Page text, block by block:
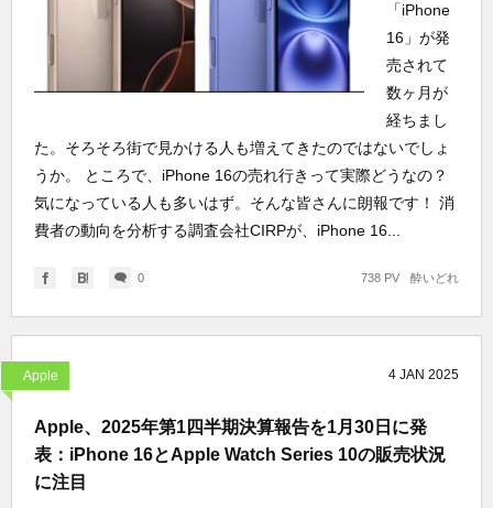
「iPhone
16」が発
売されて
数ヶ月が
経ちまし
た。そろそろ街で見かける人も増えてきたのではないでしょ
うか。 ところで、iPhone 16の売れ行きって実際どうなの？
気になっている人も多いはず。そんな皆さんに朗報です！ 消
費者の動向を分析する調査会社CIRPが、iPhone 16...
0 酔いどれ
738 PV
Apple 4 JAN 2025
Apple、2025年第1四半期決算報告を1月30日に発
表：iPhone 16とApple Watch Series 10の販売状況
に注目